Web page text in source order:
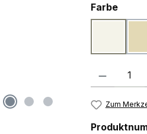
Farbe
Produkt
Zum